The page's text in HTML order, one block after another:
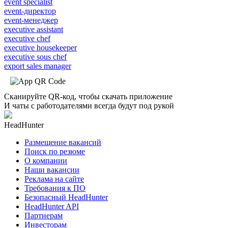
event-директор
event-менеджер
executive assistant
executive chef
executive housekeeper
executive sous chef
export sales manager
Сканируйте QR-код, чтобы скачать приложение
И чаты с работодателями всегда будут под рукой
HeadHunter
Размещение вакансий
Поиск по резюме
О компании
Наши вакансии
Реклама на сайте
Требования к ПО
Безопасный HeadHunter
HeadHunter API
Партнерам
Инвесторам